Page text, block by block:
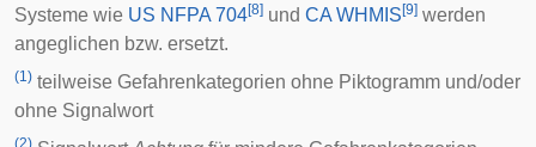
Systeme wie US NFPA 704[8] und CA WHMIS [9] werden
angeglichen bzw. ersetzt.
(1) teilweise Gefahrenkategorien ohne Piktogramm und/oder
ohne Signalwort
(2)